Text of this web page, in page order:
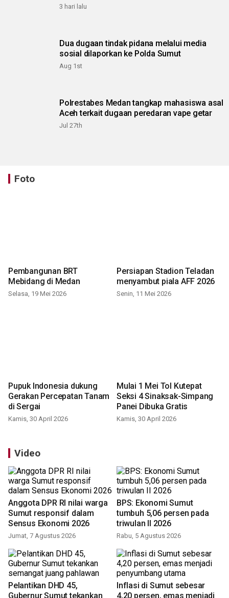
3 hari lalu
Dua dugaan tindak pidana melalui media
sosial dilaporkan ke Polda Sumut
Aug 1st
Polrestabes Medan tangkap mahasiswa asal
Aceh terkait dugaan peredaran vape getar
Jul 27th
Foto
Pembangunan BRT
Mebidang di Medan
Selasa, 19 Mei 2026
Persiapan Stadion Teladan
menyambut piala AFF 2026
Senin, 11 Mei 2026
Pupuk Indonesia dukung
Gerakan Percepatan Tanam
di Sergai
Kamis, 30 April 2026
Mulai 1 Mei Tol Kutepat
Seksi 4 Sinaksak-Simpang
Panei Dibuka Gratis
Kamis, 30 April 2026
Video
Sumut responsif dalam
Sensus Ekonomi 2026
Jumat, 7 Agustus 2026
tumbuh 5,06 persen pada
triwulan II 2026
Rabu, 5 Agustus 2026